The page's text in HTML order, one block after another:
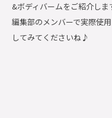
&ボディバームをご紹介し
編集部のメンバーで実際使
してみてくださいね♪